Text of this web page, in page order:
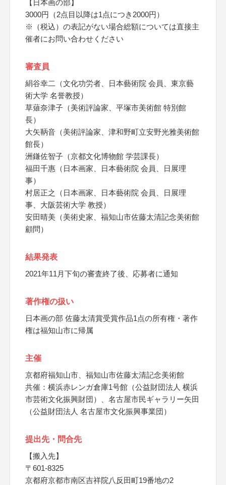
【日本画の部】
3000円（2点目以降は1点につき2000円）
※（税込）の表記がない場合総額については直接主
催者にお問い合わせください
審査員
絹谷幸二（文化功労者、日本藝術院 会員、東京藝
術大学 名誉教授）
草薙奈津子（美術評論家、平塚市美術館 特別館
長）
大矢鞆音（美術評論家、津和野町立安野光雅美術館
館長）
洲鎌佐智子（京都文化博物館 学芸課長）
福田千惠（日本画家、日本藝術院 会員、日展理
事）
村居正之（日本画家、日本藝術院 会員、日展理
事、大阪芸術大学 教授）
安田晴美（美術史家、福知山市佐藤太清記念美術館
顧問）
結果発表
2021年11月下旬の審査終了後、応募者に通知
著作権の扱い
日本画の部 佐藤太清賞受賞作品1点の所有権・著作
権は福知山市に帰属
主催
京都府福知山市、福知山市佐藤太清記念美術館
共催：横浜赤レンガ倉庫1号館（公益財団法人 横浜
市芸術文化振興財団）、名古屋市民ギャラリー矢田
（公益財団法人 名古屋市文化振興事業団）
提出先・問合先
【搬入先】
〒601-8325
京都府京都市南区吉祥院八反田町19番地の2